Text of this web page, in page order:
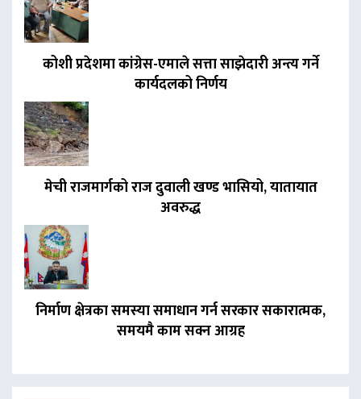
कोशी प्रदेशमा कांग्रेस-एमाले सत्ता साझेदारी अन्त्य गर्ने
कार्यदलको निर्णय
मेची राजमार्गको राज दुवाली खण्ड भासियो, यातायात
अवरुद्ध
निर्माण क्षेत्रका समस्या समाधान गर्न सरकार सकारात्मक,
समयमै काम सक्न आग्रह